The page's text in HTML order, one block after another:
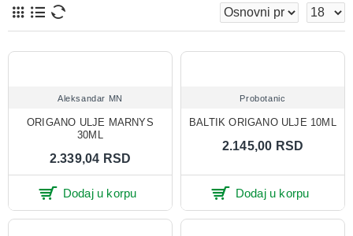
Aleksandar MN
ORIGANO ULJE MARNYS
30ML
2.339,04 RSD
Dodaj u korpu
Probotanic
BALTIK ORIGANO ULJE 10ML
2.145,00 RSD
Dodaj u korpu